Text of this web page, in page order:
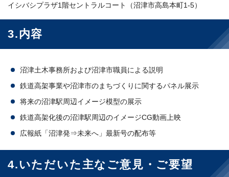
イシバシプラザ1階セントラルコート（沼津市高島本町1-5）
3.内容
沼津土木事務所および沼津市職員による説明
鉄道高架事業や沼津市のまちづくりに関するパネル展示
将来の沼津駅周辺イメージ模型の展示
鉄道高架化後の沼津駅周辺のイメージCG動画上映
広報紙「沼津発⇒未来へ」最新号の配布等
4.いただいた主なご意見・ご要望